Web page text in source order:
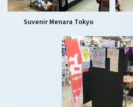
Suvenir Menara Tokyo